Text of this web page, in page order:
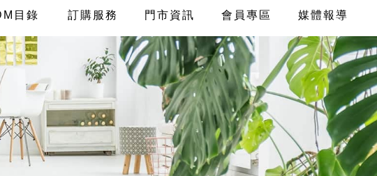
目錄 訂購服務 門市資訊 會員專區 媒體報導